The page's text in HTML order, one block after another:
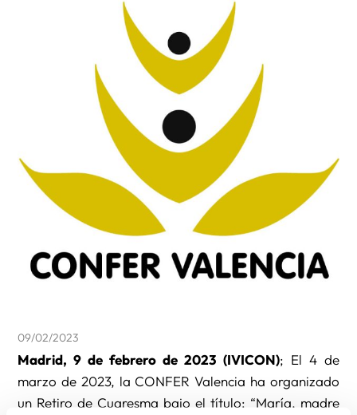
09/02/2023
Madrid, 9 de febrero de 2023 (IVICON); El 4 de
marzo de 2023, la CONFER Valencia ha organizado
un Retiro de Cuaresma bajo el título: “María, madre